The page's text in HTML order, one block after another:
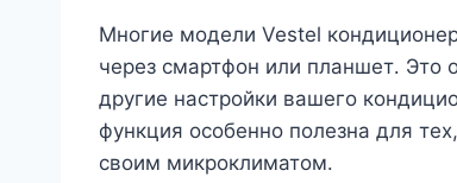
Многие модели Vestel
через смартфон или планшет․ Это
другие настройки вашего
функция особенно полезна для
своим микроклиматом․